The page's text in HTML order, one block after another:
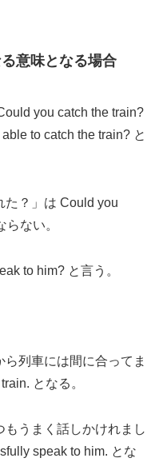
意味となる場合
you catch the train?
to catch the train? と
た？」は Could you
ない。
to him? と言う。
列車には間に合ってま
となる。
うまく話しかけれまし
speak to him. とな